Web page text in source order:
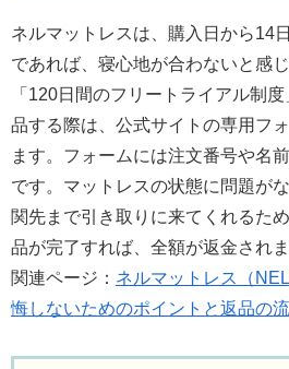
ネルマットレスは、購入日から14
であれば、寝心地が合わないと感
「120日間のフリートライアル制
品する際は、公式サイトの専用フ
ます。フォームには注文番号や名
です。マットレスの状態に問題が
関先まで引き取りに来てくれるた
品が完了すれば、全額が返金されま
関連ページ： ネルマットレス（
悔しないためのポイントと返品の